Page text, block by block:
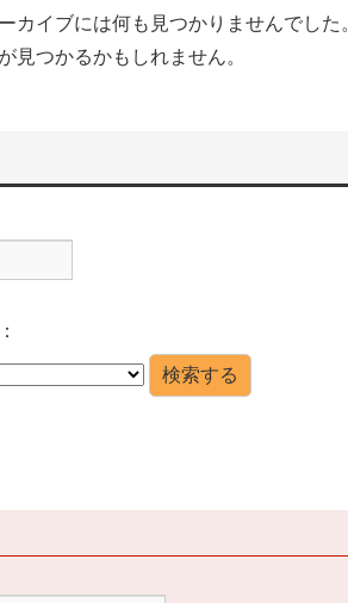
カイブには何も見つかりませんでした
見つかるかもしれません。